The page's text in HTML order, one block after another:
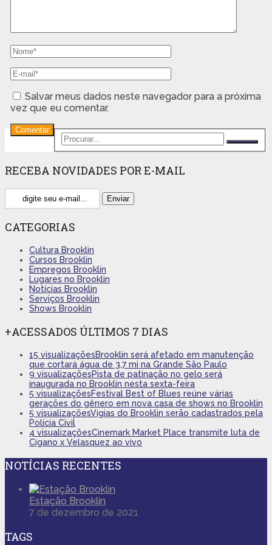
Salvar meus dados neste navegador para a próxima
vez que eu comentar.
RECEBA NOVIDADES POR E-MAIL
CATEGORIAS
Cultura Brooklin
Cursos Brooklin
Empregos Brooklin
Lugares no Brooklin
Notícias Brooklin
Serviços Brooklin
Shows Brooklin
+ACESSADOS ÚLTIMOS 7 DIAS
15 visualizaçõesBrooklin será afetado em manutenção
que cortará água de 3,7 mi na Grande São Paulo
9 visualizaçõesPista de patinação no gelo será
inaugurada no Brooklin nesta sexta-feira
5 visualizaçõesFestival Best of Blues reúne várias
gerações do gênero em nova casa de shows no Brooklin
5 visualizaçõesVigias do Brooklin serão cadastrados pela
Polícia Civil
4 visualizaçõesCinemark Market Place transmite luta de
Cigano x Velasquez ao vivo
NOTÍCIAS RECENTES
Estação Brooklin
7 de dezembro de 2021
TAGS